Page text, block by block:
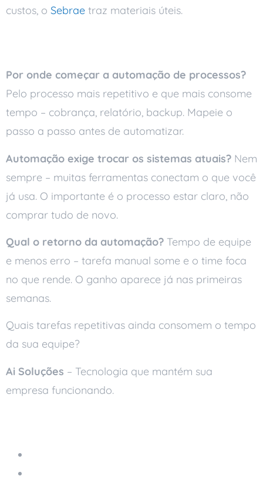
custos, o Sebrae traz materiais úteis.
Por onde começar a automação de processos?
Pelo processo mais repetitivo e que mais consome
tempo – cobrança, relatório, backup. Mapeie o
passo a passo antes de automatizar.
Automação exige trocar os sistemas atuais? Nem
sempre – muitas ferramentas conectam o que você
já usa. O importante é o processo estar claro, não
comprar tudo de novo.
Qual o retorno da automação? Tempo de equipe
e menos erro – tarefa manual some e o time foca
no que rende. O ganho aparece já nas primeiras
semanas.
Quais tarefas repetitivas ainda consomem o tempo
da sua equipe?
Ai Soluções – Tecnologia que mantém sua
empresa funcionando.